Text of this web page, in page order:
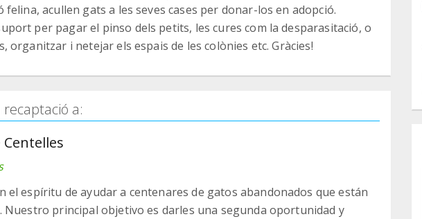
acullen gats a les seves cases per donar-los en adopció.
per pagar el pinso dels petits, les cures com la desparasitació, o
organitzar i netejar els espais de les colònies etc. Gràcies!
a:
el espíritu de ayudar a centenares de gatos abandonados que están
Nuestro principal objetivo es darles una segunda oportunidad y